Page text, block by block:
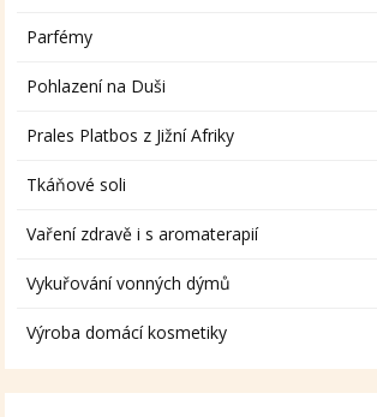
Parfémy
Pohlazení na Duši
Prales Platbos z Jižní Afriky
Tkáňové soli
Vaření zdravě i s aromaterapií
Vykuřování vonných dýmů
Výroba domácí kosmetiky